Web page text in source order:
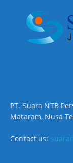
PT. Suara NTB
Mataram, Nusa
Contact us: